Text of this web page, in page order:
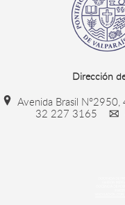
Dirección
Avenida Brasil N°2950,
32 227 3165